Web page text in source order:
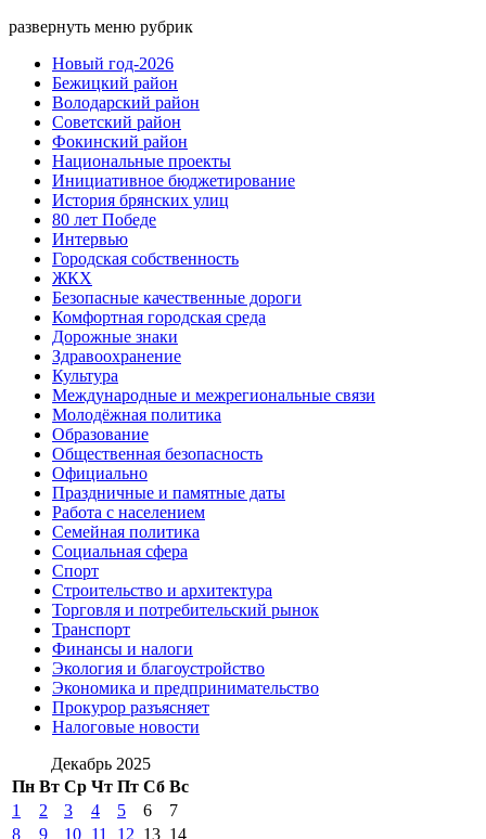
развернуть меню рубрик
Новый год-2026
Бежицкий район
Володарский район
Советский район
Фокинский район
Национальные проекты
Инициативное бюджетирование
История брянских улиц
80 лет Победе
Интервью
Городская собственность
ЖКХ
Безопасные качественные дороги
Комфортная городская среда
Дорожные знаки
Здравоохранение
Культура
Международные и межрегиональные связи
Молодёжная политика
Образование
Общественная безопасность
Официально
Праздничные и памятные даты
Работа с населением
Семейная политика
Социальная сфера
Спорт
Строительство и архитектура
Торговля и потребительский рынок
Транспорт
Финансы и налоги
Экология и благоустройство
Экономика и предпринимательство
Прокурор разъясняет
Налоговые новости
Декабрь 2025
Пн Вт Ср Чт Пт Сб Вс
1
2 3 4 5 6
7
8
9 10 11 12 13 14